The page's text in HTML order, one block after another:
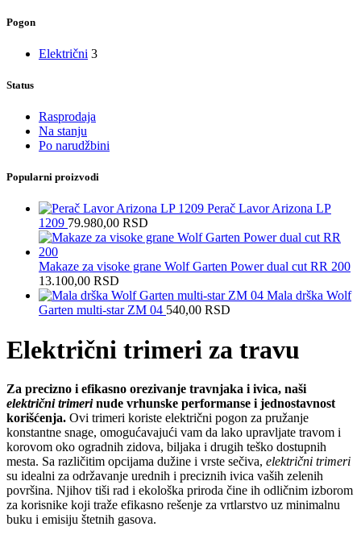
Pogon
Električni 3
Status
Rasprodaja
Na stanju
Po narudžbini
Popularni proizvodi
Perač Lavor Arizona LP
1209 79.980,00 RSD
Makaze za visoke grane Wolf Garten Power dual cut RR 200
13.100,00 RSD
Mala drška Wolf
Garten multi-star ZM 04 540,00 RSD
Električni trimeri za travu
Za precizno i efikasno orezivanje travnjaka i ivica, naši
električni trimerinude vrhunske performanse i jednostavnost
korišćenja. Ovi trimeri koriste električni pogon za pružanje
konstantne snage, omogućavajući vam da lako upravljate travom i
korovom oko ogradnih zidova, biljaka i drugih teško dostupnih
mesta. Sa različitim opcijama dužine i vrste sečiva, električni trimeri
su idealni za održavanje urednih i preciznih ivica vaših zelenih
površina. Njihov tiši rad i ekološka priroda čine ih odličnim izborom
za korisnike koji traže efikasno rešenje za vrtlarstvo uz minimalnu
buku i emisiju štetnih gasova.